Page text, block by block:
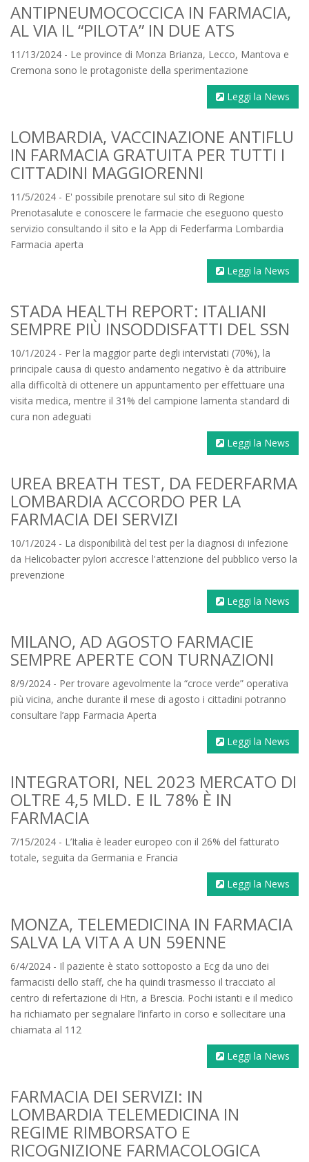
ANTIPNEUMOCOCCICA IN FARMACIA,
AL VIA IL “PILOTA” IN DUE ATS
11/13/2024 - Le province di Monza Brianza, Lecco, Mantova e
Cremona sono le protagoniste della sperimentazione
Leggi la News
LOMBARDIA, VACCINAZIONE ANTIFLU
IN FARMACIA GRATUITA PER TUTTI I
CITTADINI MAGGIORENNI
11/5/2024 - E' possibile prenotare sul sito di Regione
Prenotasalute e conoscere le farmacie che eseguono questo
servizio consultando il sito e la App di Federfarma Lombardia
Farmacia aperta
Leggi la News
STADA HEALTH REPORT: ITALIANI
SEMPRE PIÙ INSODDISFATTI DEL SSN
10/1/2024 - Per la maggior parte degli intervistati (70%), la
principale causa di questo andamento negativo è da attribuire
alla difficoltà di ottenere un appuntamento per effettuare una
visita medica, mentre il 31% del campione lamenta standard di
cura non adeguati
Leggi la News
UREA BREATH TEST, DA FEDERFARMA
LOMBARDIA ACCORDO PER LA
FARMACIA DEI SERVIZI
10/1/2024 - La disponibilità del test per la diagnosi di infezione
da Helicobacter pylori accresce l'attenzione del pubblico verso la
prevenzione
Leggi la News
MILANO, AD AGOSTO FARMACIE
SEMPRE APERTE CON TURNAZIONI
8/9/2024 - Per trovare agevolmente la “croce verde” operativa
più vicina, anche durante il mese di agosto i cittadini potranno
consultare l’app Farmacia Aperta
Leggi la News
INTEGRATORI, NEL 2023 MERCATO DI
OLTRE 4,5 MLD. E IL 78% È IN
FARMACIA
7/15/2024 - L’Italia è leader europeo con il 26% del fatturato
totale, seguita da Germania e Francia
Leggi la News
MONZA, TELEMEDICINA IN FARMACIA
SALVA LA VITA A UN 59ENNE
6/4/2024 - Il paziente è stato sottoposto a Ecg da uno dei
farmacisti dello staff, che ha quindi trasmesso il tracciato al
centro di refertazione di Htn, a Brescia. Pochi istanti e il medico
ha richiamato per segnalare l’infarto in corso e sollecitare una
chiamata al 112
Leggi la News
FARMACIA DEI SERVIZI: IN
LOMBARDIA TELEMEDICINA IN
REGIME RIMBORSATO E
RICOGNIZIONE FARMACOLOGICA